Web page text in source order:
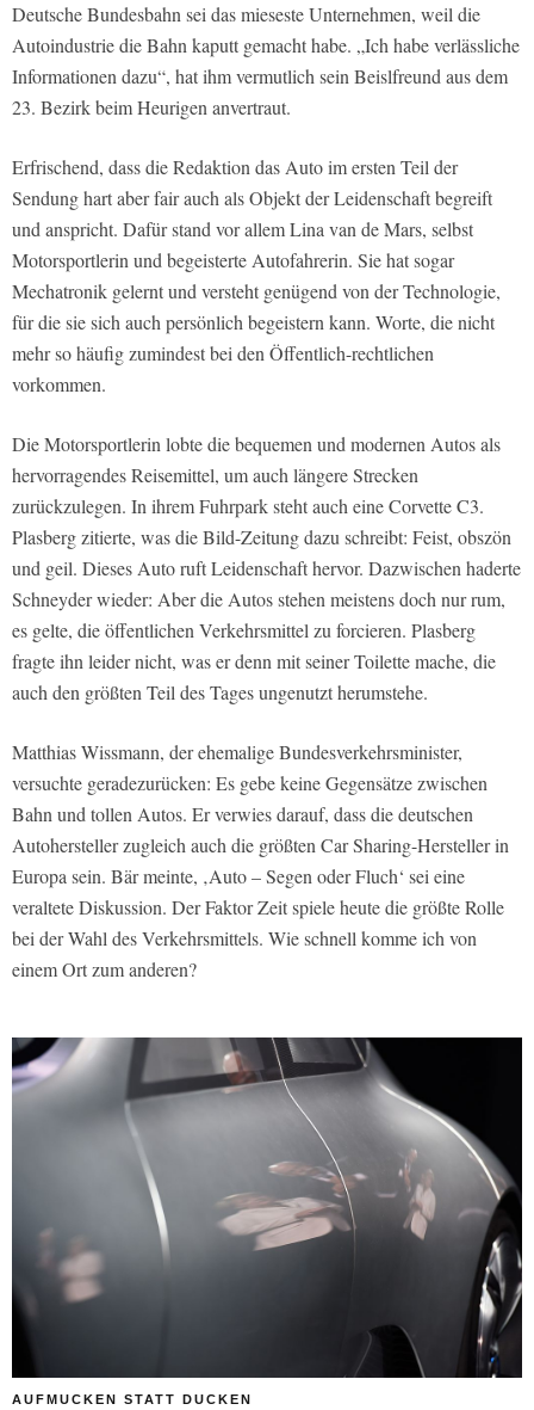
Deutsche Bundesbahn sei das mieseste Unternehmen, weil die
Autoindustrie die Bahn kaputt gemacht habe. „Ich habe verlässliche
Informationen dazu“, hat ihm vermutlich sein Beislfreund aus dem
23. Bezirk beim Heurigen anvertraut.
Erfrischend, dass die Redaktion das Auto im ersten Teil der
Sendung hart aber fair auch als Objekt der Leidenschaft begreift
und anspricht. Dafür stand vor allem Lina van de Mars, selbst
Motorsportlerin und begeisterte Autofahrerin. Sie hat sogar
Mechatronik gelernt und versteht genügend von der Technologie,
für die sie sich auch persönlich begeistern kann. Worte, die nicht
mehr so häufig zumindest bei den Öffentlich-rechtlichen
vorkommen.
Die Motorsportlerin lobte die bequemen und modernen Autos als
hervorragendes Reisemittel, um auch längere Strecken
zurückzulegen. In ihrem Fuhrpark steht auch eine Corvette C3.
Plasberg zitierte, was die Bild-Zeitung dazu schreibt: Feist, obszön
und geil. Dieses Auto ruft Leidenschaft hervor. Dazwischen haderte
Schneyder wieder: Aber die Autos stehen meistens doch nur rum,
es gelte, die öffentlichen Verkehrsmittel zu forcieren. Plasberg
fragte ihn leider nicht, was er denn mit seiner Toilette mache, die
auch den größten Teil des Tages ungenutzt herumstehe.
Matthias Wissmann, der ehemalige Bundesverkehrsminister,
versuchte geradezurücken: Es gebe keine Gegensätze zwischen
Bahn und tollen Autos. Er verwies darauf, dass die deutschen
Autohersteller zugleich auch die größten Car Sharing-Hersteller in
Europa sein. Bär meinte, ‚Auto – Segen oder Fluch‘ sei eine
veraltete Diskussion. Der Faktor Zeit spiele heute die größte Rolle
bei der Wahl des Verkehrsmittels. Wie schnell komme ich von
einem Ort zum anderen?
AUFMUCKEN STATT DUCKEN